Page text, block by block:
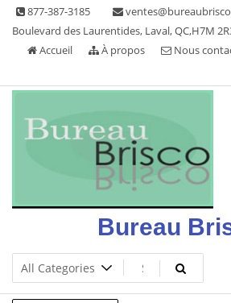
Skip 877-387-3185
Boulevard des Laurentides, Laval, QC,H7M
Accueil
À propos Nous
Bureau